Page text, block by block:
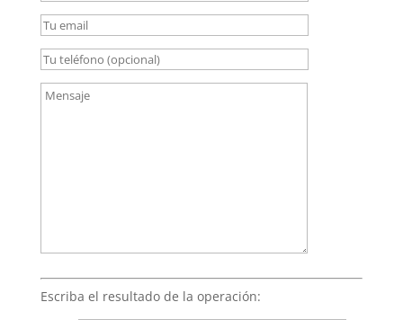
Escriba el resultado de la operación: